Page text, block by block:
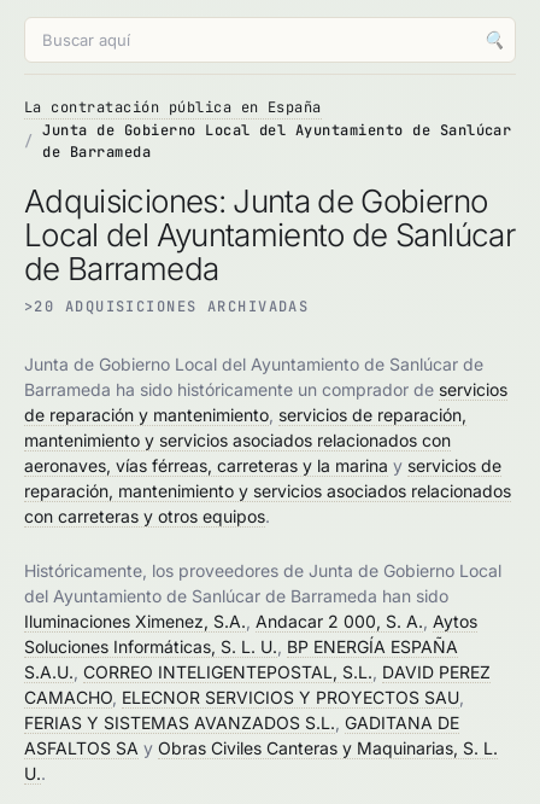
🔍
La contratación pública en España
Junta de Gobierno Local del Ayuntamiento de Sanlúcar
de Barrameda
Adquisiciones: Junta de Gobierno
Local del Ayuntamiento de Sanlúcar
de Barrameda
>20 ADQUISICIONES ARCHIVADAS
Junta de Gobierno Local del Ayuntamiento de Sanlúcar de
Barrameda ha sido históricamente un comprador de servicios
de reparación y mantenimiento servicios de reparación,
mantenimiento y servicios asociados relacionados con
aeronaves, vías férreas, carreteras y la marina y servicios de
reparación, mantenimiento y servicios asociados relacionados
con carreteras y otros equipos.
Históricamente, los proveedores de Junta de Gobierno Local
del Ayuntamiento de Sanlúcar de Barrameda han sido
Iluminaciones Ximenez, S.A. Andacar 2 000, S. A. Aytos
Soluciones Informáticas, S. L. U. BP ENERGÍA ESPAÑA
S.A.U. CORREO INTELIGENTEPOSTAL, S.L. DAVID PEREZ
CAMACHO ELECNOR SERVICIOS Y PROYECTOS SAU
FERIAS Y SISTEMAS AVANZADOS S.L. GADITANA DE
ASFALTOS SA y Obras Civiles Canteras y Maquinarias, S. L.
U..